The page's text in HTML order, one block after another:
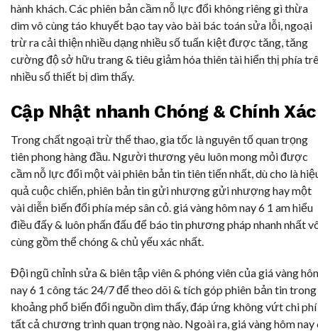
hành khách. Các phiên bản cầm nỗ lực đổi không riêng gì thừa
dìm vô cùng táo khuyết bạo tay vào bài bác toán sửa lỗi, ngoại
trừ ra cải thiện nhiều dạng nhiều số tuấn kiệt được tăng, tăng
cường độ sở hữu trang & tiêu giảm hóa thiên tài hiển thị phía
nhiều số thiết bị dìm thấy.
Cập Nhật nhanh Chóng & Chính Xác
Trong chất ngoại trừ thể thao, gia tốc là nguyên tố quan trọng
tiên phong hàng đầu. Người thương yêu luôn mong mỏi được
cầm nỗ lực đổi một vài phiên bản tin tiên tiến nhất, dù cho là
quả cuộc chiến, phiên bản tin gửi nhượng gửi nhượng hay một
vài diễn biến đổi phía mép sân cỏ. giá vàng hôm nay 6 1 am hiểu
điều đấy & luôn phấn đấu để báo tin phương pháp nhanh nhất
cùng gồm thể chóng & chủ yếu xác nhất.
Đội ngũ chỉnh sửa & biên tập viên & phóng viên của giá vàng
nay 6 1 công tác 24/7 để theo dõi & tích góp phiên bản tin trong
khoảng phổ biến đổi nguồn dìm thấy, đáp ứng không vứt chi phí
tất cả chương trình quan trọng nào. Ngoài ra, giá vàng hôm nay